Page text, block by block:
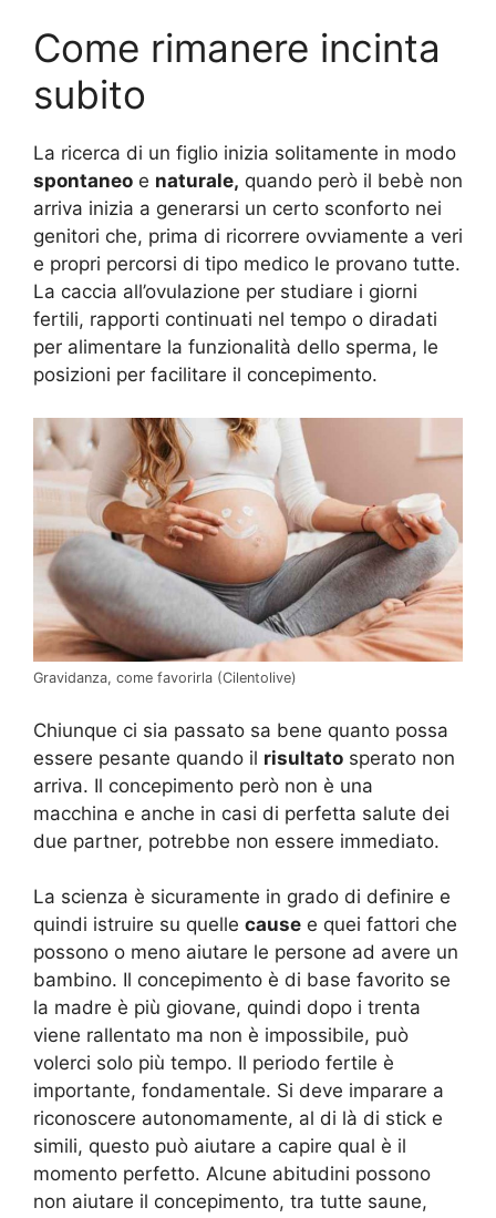
Come rimanere incinta
subito
La ricerca di un figlio inizia solitamente in modo
spontaneo e naturale, quando però il bebè non
arriva inizia a generarsi un certo sconforto nei
genitori che, prima di ricorrere ovviamente a veri
e propri percorsi di tipo medico le provano tutte.
La caccia all’ovulazione per studiare i giorni
fertili, rapporti continuati nel tempo o diradati
per alimentare la funzionalità dello sperma, le
posizioni per facilitare il concepimento.
Gravidanza, come favorirla (Cilentolive)
Chiunque ci sia passato sa bene quanto possa
essere pesante quando il risultato sperato non
arriva. Il concepimento però non è una
macchina e anche in casi di perfetta salute dei
due partner, potrebbe non essere immediato.
La scienza è sicuramente in grado di definire e
quindi istruire su quelle cause e quei fattori che
possono o meno aiutare le persone ad avere un
bambino. Il concepimento è di base favorito se
la madre è più giovane, quindi dopo i trenta
viene rallentato ma non è impossibile, può
volerci solo più tempo. Il periodo fertile è
importante, fondamentale. Si deve imparare a
riconoscere autonomamente, al di là di stick e
simili, questo può aiutare a capire qual è il
momento perfetto. Alcune abitudini possono
non aiutare il concepimento, tra tutte saune,